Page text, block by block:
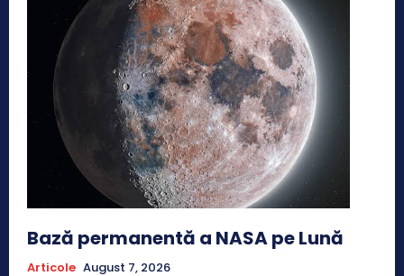
Bază permanentă a NASA pe Lună
Articole August 7, 2026